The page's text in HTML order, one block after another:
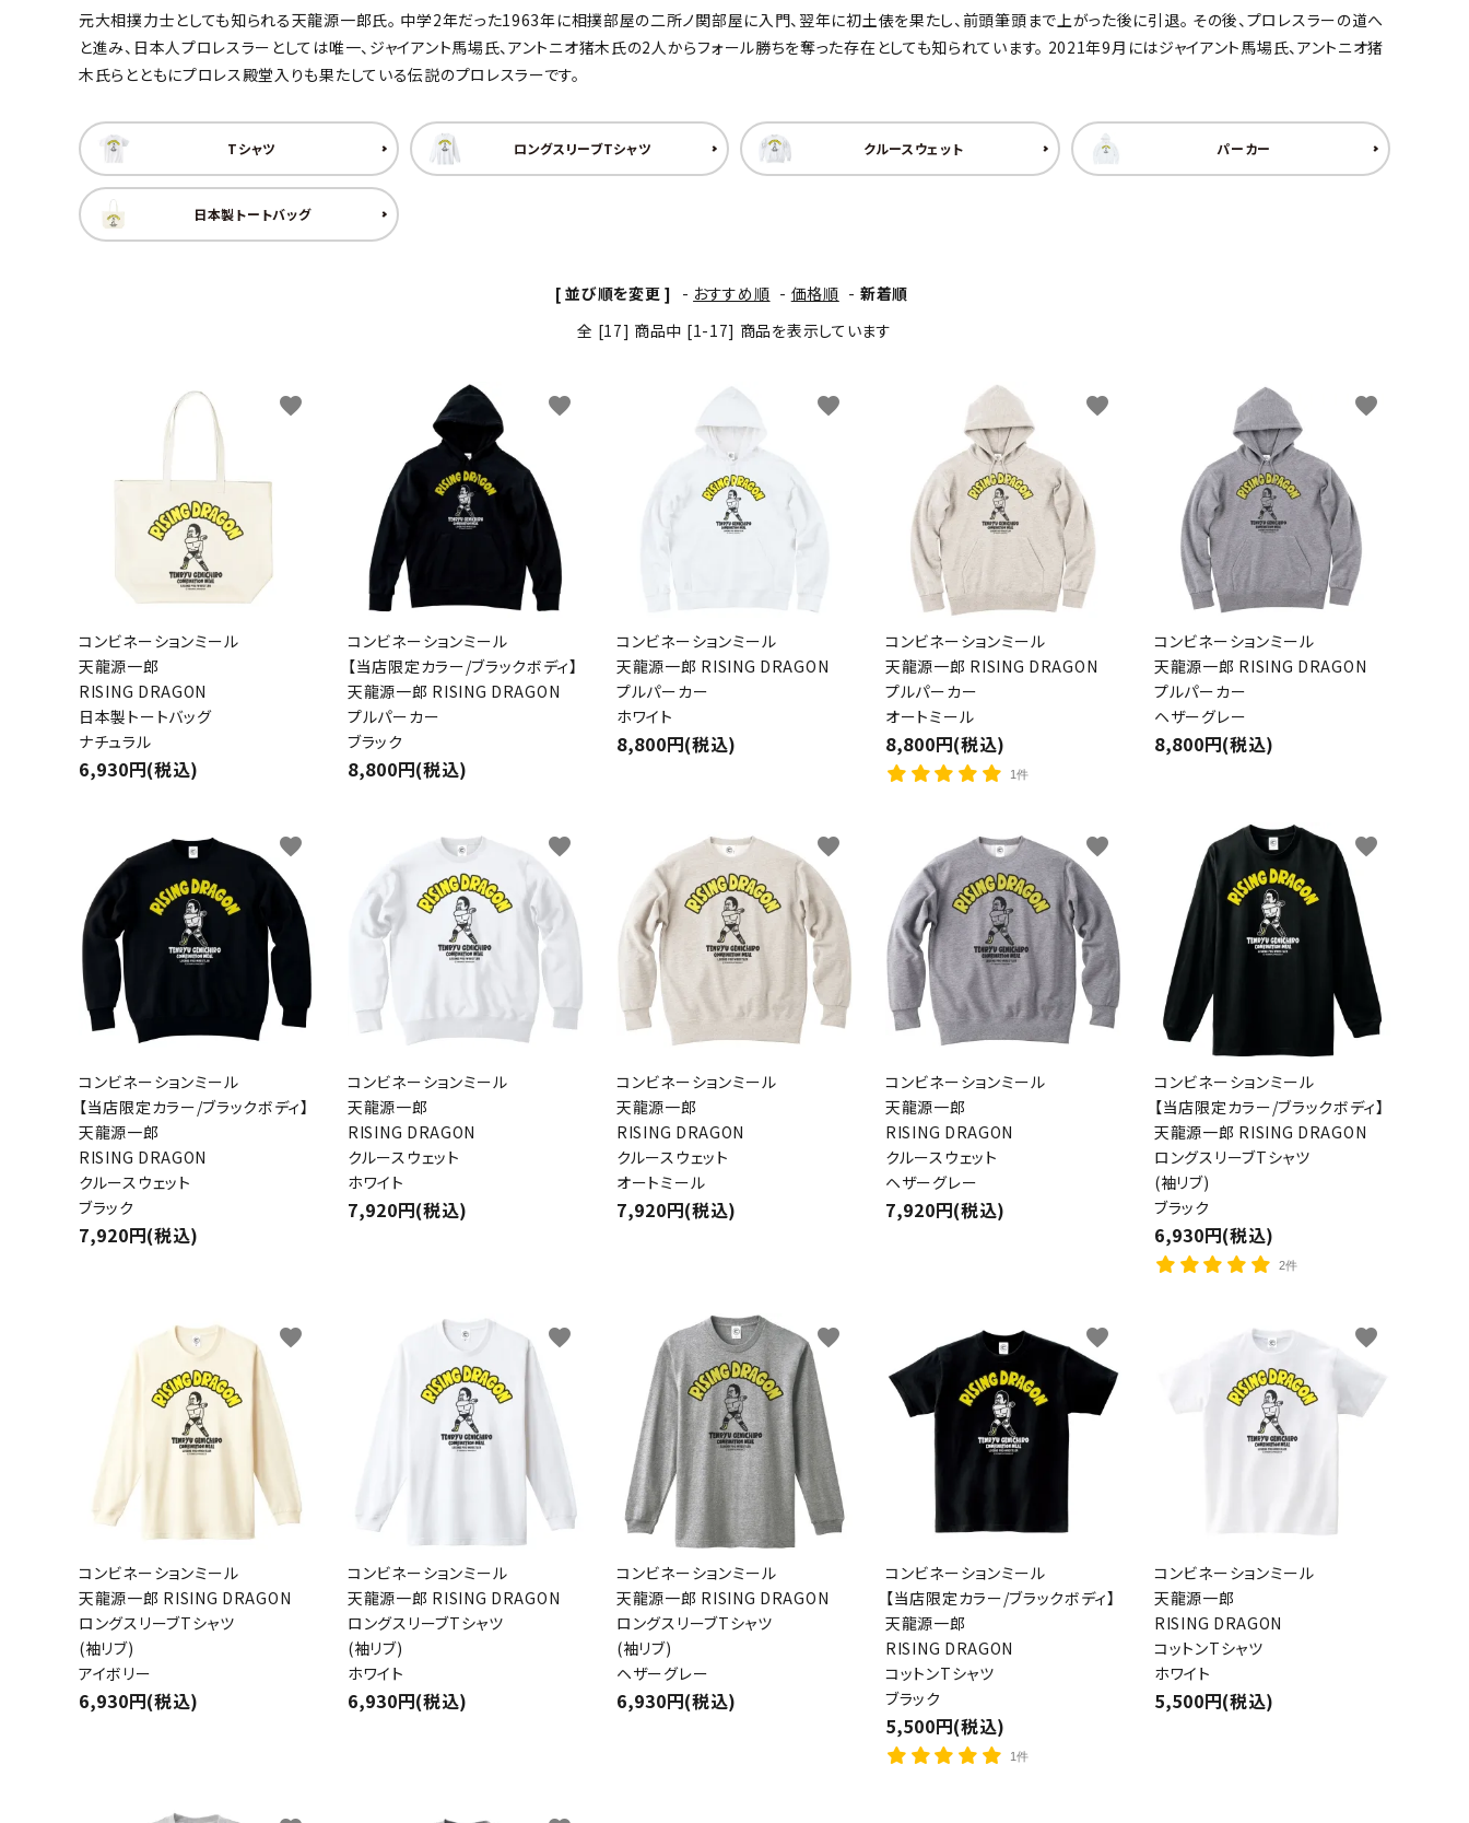
キャンベル料理長 湘南のわんこディオゴくん
元大相撲力士としても知られる天龍源一郎氏。 中学2年だった1963年に相撲部屋の二所ノ関部屋に入門、翌年に初土俵を果たし、前頭筆頭まで上がった後に引退。 その後、プロレスラーの道へ
と進み、日本人プロレスラーとしては唯一、ジャイアント馬場氏、アントニオ猪木氏の2人からフォール勝ちを奪った存在としても知られています。 2021年9月にはジャイアント馬場氏、アントニオ猪
木氏らとともにプロレス殿堂入りも果たしている伝説のプロレスラーです。
Tシャツ ロングスリーブTシャツ クルースウェット パーカー
日本製トートバッグ
[ 並び順を変更 ] - おすすめ順 - 価格順 - 新着順
全 [17] 商品中 [1-17] 商品を表示しています
コンビネーションミール
天龍源一郎
RISING DRAGON
日本製トートバッグ
ナチュラル
6,930円(税込)
favorite
コンビネーションミール
【当店限定カラー/ブラックボディ】
天龍源一郎 RISING DRAGON
プルパーカー
ブラック
8,800円(税込)
favorite
コンビネーションミール
天龍源一郎 RISING DRAGON
プルパーカー
ホワイト
8,800円(税込)
favorite
コンビネーションミール
天龍源一郎 RISING DRAGON
プルパーカー
オートミール
8,800円(税込)
1件
favorite
コンビネーションミール
天龍源一郎 RISING DRAGON
プルパーカー
ヘザーグレー
8,800円(税込)
favorite
コンビネーションミール
【当店限定カラー/ブラックボディ】
天龍源一郎
RISING DRAGON
クルースウェット
ブラック
7,920円(税込)
favorite
コンビネーションミール
天龍源一郎
RISING DRAGON
クルースウェット
ホワイト
7,920円(税込)
favorite
コンビネーションミール
天龍源一郎
RISING DRAGON
クルースウェット
オートミール
7,920円(税込)
favorite
コンビネーションミール
天龍源一郎
RISING DRAGON
クルースウェット
ヘザーグレー
7,920円(税込)
favorite
コンビネーションミール
【当店限定カラー/ブラックボディ】
天龍源一郎 RISING DRAGON
ロングスリーブTシャツ
(袖リブ)
ブラック
6,930円(税込)
2件
favorite
コンビネーションミール
天龍源一郎 RISING DRAGON
ロングスリーブTシャツ
(袖リブ)
アイボリー
6,930円(税込)
favorite
コンビネーションミール
天龍源一郎 RISING DRAGON
ロングスリーブTシャツ
(袖リブ)
ホワイト
6,930円(税込)
favorite
コンビネーションミール
天龍源一郎 RISING DRAGON
ロングスリーブTシャツ
(袖リブ)
ヘザーグレー
6,930円(税込)
favorite
コンビネーションミール
【当店限定カラー/ブラックボディ】
天龍源一郎
RISING DRAGON
コットンTシャツ
ブラック
5,500円(税込)
1件
favorite
コンビネーションミール
天龍源一郎
RISING DRAGON
コットンTシャツ
ホワイト
5,500円(税込)
favorite
close